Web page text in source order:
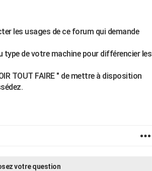
les usages de ce forum qui demande
type de votre machine pour différencier les
TOUT FAIRE " de mettre à disposition
votre question